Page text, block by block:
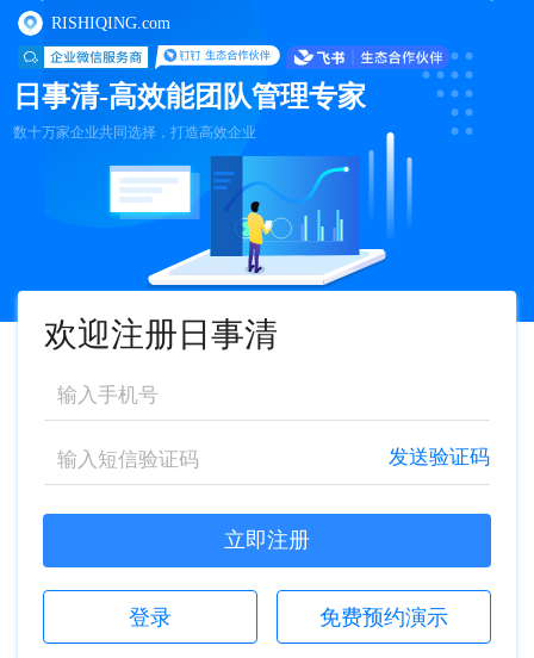
RISHIQING.com
日事清-高效能团队管理专家
数十万家企业共同选择，打造高效企业
欢迎注册日事清
发送验证码
立即注册
登录 免费预约演示